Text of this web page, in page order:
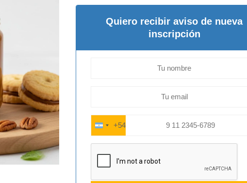
Quiero recibir aviso de nueva
inscripción
ARGENTINA
+54